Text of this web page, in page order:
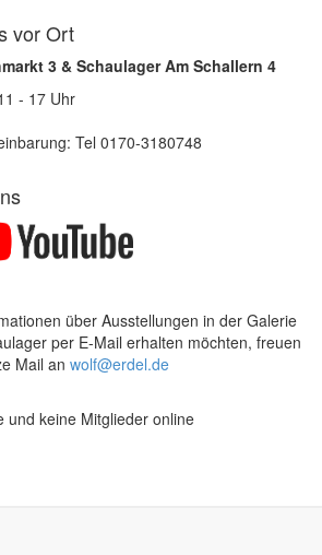
vor Ort
3 & Schaulager Am Schallern 4
- 17 Uhr
Tel 0170-3180748
über Ausstellungen in der Galerie
per E-Mail erhalten möchten, freuen
Mail an wolf@erdel.de
und keine Mitglieder online